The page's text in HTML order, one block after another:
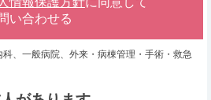
い合わせる
、一般病院、外来・病棟管理・手術・救急